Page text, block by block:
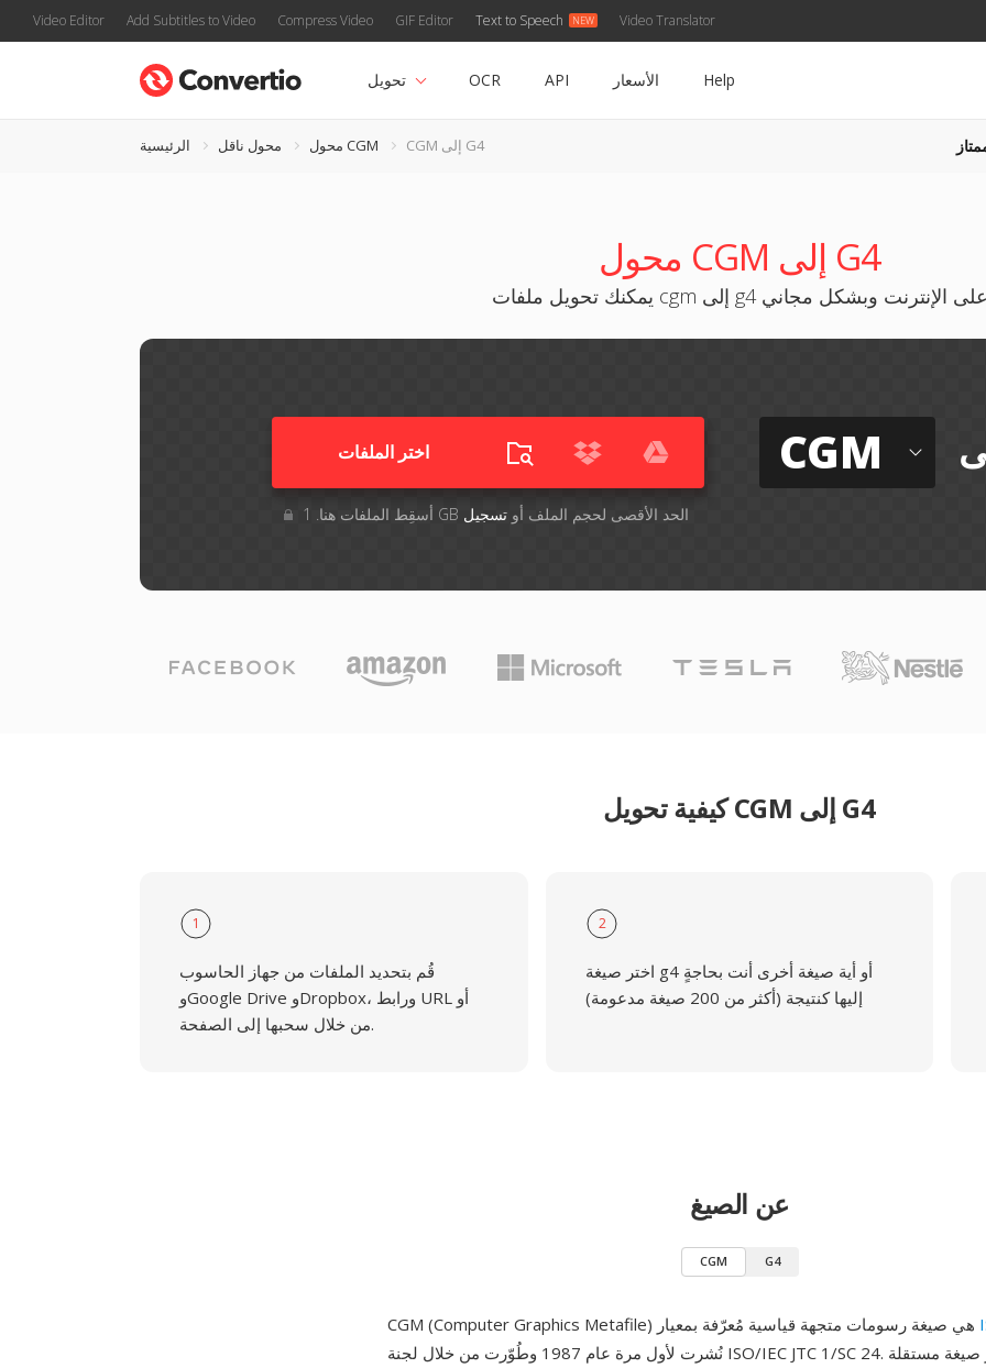
Video Editor Add Subtitles to Video Compress Video GIF Editor Text to Speech Video Translator
تحويل OCR API الأسعار Help
الرئيسية محول ناقل محول CGM CGM إلى G4
محول CGM إلى G4
يمكنك تحويل ملفات cgm إلى g4 على الإنترنت وبشكل مجاني
اختر الملفات
أسقِط الملفات هنا. 1 GB الحد الأقصى لحجم الملف أوتسجيل
CGM
كيفية تحويل CGM إلى G4
1
قُم بتحديد الملفات من جهاز الحاسوب
وGoogle Drive وDropbox، ورابط URL أو
من خلال سحبها إلى الصفحة.
2
اختر صيغة g4 أو أية صيغة أخرى أنت بحاجةٍ
إليها كنتيجة (أكثر من 200 صيغة مدعومة)
عن الصيغ
CGM G4
نُشرت لأول مرة عام 1987 وطُوّرت من خلال لجنة ISO/IEC JTC 1/SC 24. يُحدد المعيار صيغة مستقلة